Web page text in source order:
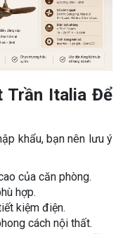
Trần Italia Để
khẩu, bạn nên lưu ý
của căn phòng.
hợp.
kiệm điện.
cách nội thất.